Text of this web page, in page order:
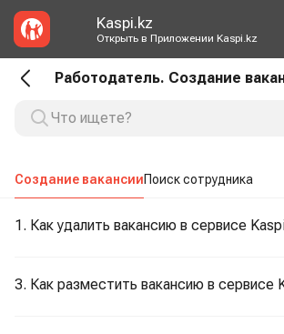
Kaspi.kz
Открыть в Приложении Kaspi.kz
Работодатель. Создание
Создание вакансииПоиск сотрудника
1. Как удалить вакансию в сервисе
3. Как разместить вакансию в сервисе